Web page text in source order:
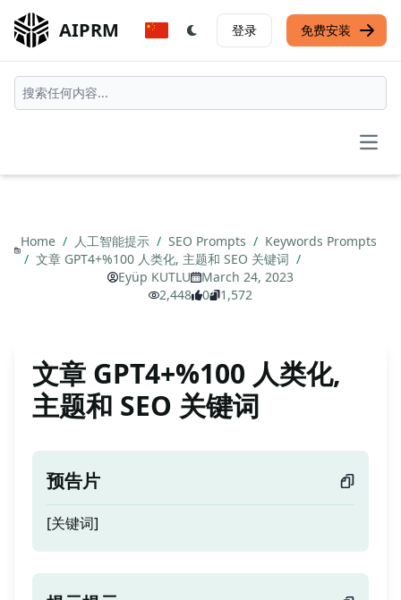
AIPRM 登录 免费安装
Home / 人工智能提示 / SEO Prompts / Keywords Prompts
/ 文章 GPT4+%100 人类化, 主题和 SEO 关键词 /
Eyüp KUTLU
March 24, 2023
2,448
0 1,572
文章 GPT4+%100 人类化,
主题和 SEO 关键词
预告片
[关键词]